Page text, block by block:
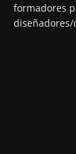
formadores